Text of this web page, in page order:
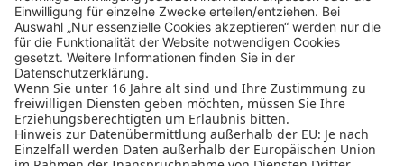
Ausstellerinformation
Datenschutzerklärung
Cookie-Manager
Allgemeine Geschäftsbedingungen
Teilnahmebedingungen
Nutzungsbedingungen